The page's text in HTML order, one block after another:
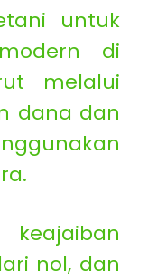
untuk
di
melalui
dana dan
nol, dan